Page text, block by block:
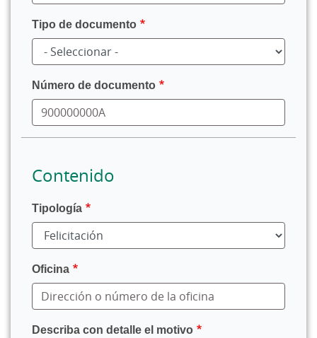
Tipo de documento
Número de documento
Contenido
Tipología
Oficina
Describa con detalle el motivo